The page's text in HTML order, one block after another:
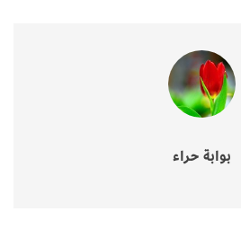
بوابة حراء